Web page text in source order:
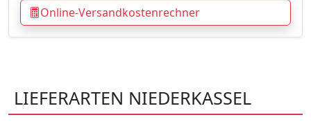
Online-Versandkostenrechner
LIEFERARTEN NIEDERKASSEL